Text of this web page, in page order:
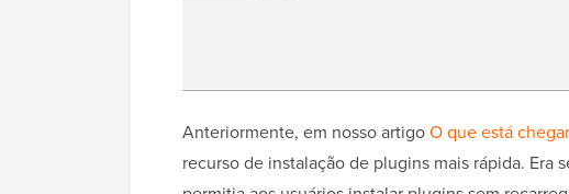
Anteriormente, em nosso artigoO que está
recurso de instalação de plugins mais rápida. Era